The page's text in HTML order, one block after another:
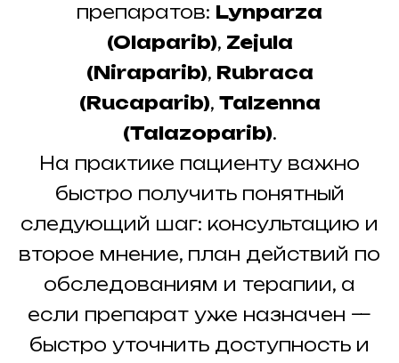
препаратов: Lynparza
(Olaparib), Zejula
(Niraparib), Rubraca
(Rucaparib), Talzenna
(Talazoparib).
На практике пациенту важно
быстро получить понятный
следующий шаг: консультацию и
второе мнение, план действий по
обследованиям и терапии, а
если препарат уже назначен —
быстро уточнить доступность и